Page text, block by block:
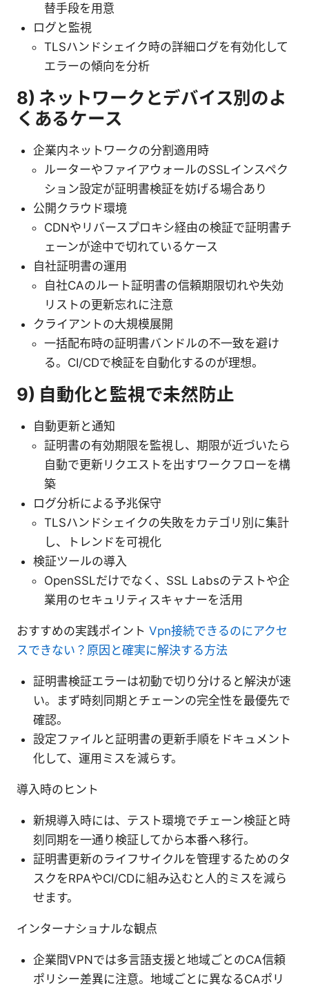
替手段を用意
ログと監視
TLSハンドシェイク時の詳細ログを有効化して
エラーの傾向を分析
8) ネットワークとデバイス別のよ
くあるケース
企業内ネットワークの分割適用時
ルーターやファイアウォールのSSLインスペク
ション設定が証明書検証を妨げる場合あり
公開クラウド環境
CDNやリバースプロキシ経由の検証で証明書チ
ェーンが途中で切れているケース
自社証明書の運用
自社CAのルート証明書の信頼期限切れや失効
リストの更新忘れに注意
クライアントの大規模展開
一括配布時の証明書バンドルの不一致を避け
る。CI/CDで検証を自動化するのが理想。
9) 自動化と監視で未然防止
自動更新と通知
証明書の有効期限を監視し、期限が近づいたら
自動で更新リクエストを出すワークフローを構
築
ログ分析による予兆保守
TLSハンドシェイクの失敗をカテゴリ別に集計
し、トレンドを可視化
検証ツールの導入
OpenSSLだけでなく、SSL Labsのテストや企
業用のセキュリティスキャナーを活用
おすすめの実践ポイント Vpn接続できるのにアクセ
スできない？原因と確実に解決する方法
証明書検証エラーは初動で切り分けると解決が速
い。まず時刻同期とチェーンの完全性を最優先で
確認。
設定ファイルと証明書の更新手順をドキュメント
化して、運用ミスを減らす。
導入時のヒント
新規導入時には、テスト環境でチェーン検証と時
刻同期を一通り検証してから本番へ移行。
証明書更新のライフサイクルを管理するためのタ
スクをRPAやCI/CDに組み込むと人的ミスを減ら
せます。
インターナショナルな観点
企業間VPNでは多言語支援と地域ごとのCA信頼
ポリシー差異に注意。地域ごとに異なるCAポリ